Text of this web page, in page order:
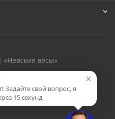
весы»
×
Задайте свой вопрос, я
15 секунд